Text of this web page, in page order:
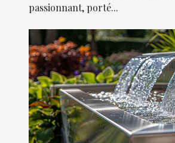
passionnant, porté...